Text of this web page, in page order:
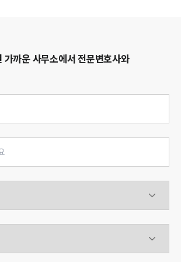
가까운 사무소에서 전문변호사와